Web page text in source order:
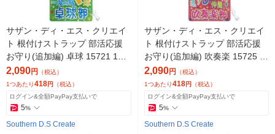
サザン・ディ・エス・クリエイ
ト 根付けストラップ 部活応援
お守り(追加編) 卓球 15721 1セ
ット(5個)（直送品）
2,090円
（税込）
1つあたり418円 （税込）
ログイン&全額PayPay支払いで
5%
Southern D.S Create
サザン・ディ・エス・クリエイ
ト 根付けストラップ 部活応援
お守り(追加編) 吹奏楽 15725 1
セット(5個)（直送品）
2,090円
（税込）
1つあたり418円 （税込）
ログイン&全額PayPay支払いで
5%
Southern D.S Create